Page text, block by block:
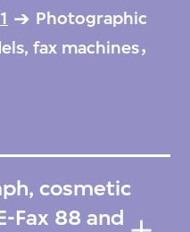
Photographic
fax machines，
cosmetic
Fax 88 and